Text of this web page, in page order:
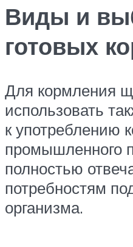
Виды и
готовых
Для кормления
использовать
к употреблению
промышленного
полностью
потребностям
организма.